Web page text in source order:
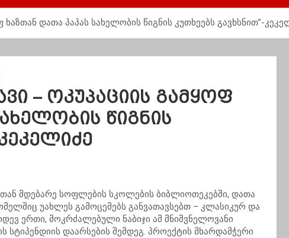
ხაზთან დათა პაპას სახელობის წიგნის კუთხეებს გავხსნით”-
– ოკუპაციის გამყოფ
წიგნის
მდებარე სოფლების სკოლების ბიბლიოთეკებში, დათა
უახლეს გამოცემებს განვათავსებთ – კლასიკურ და
ერთი, მოკრძალებული ნაბიჯი ამ მნიშვნელოვანი
სტიპენდიის დაარსების შემდეგ. პროექტის მხარდამჭერი